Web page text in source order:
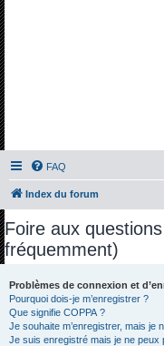
FAQ
Index du forum
Foire aux
fréquemment)
Problèmes de connexion et
Pourquoi dois-je m’enregistrer ?
Que signifie COPPA ?
Je souhaite m’enregistrer, mais je
Je suis enregistré mais je ne peux